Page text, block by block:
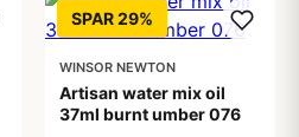
SPAR 29%
WINSOR NEWTON
Artisan water mix oil
37ml burnt umber 076